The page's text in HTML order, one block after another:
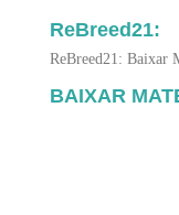
ReBreed21:
ReBreed21: Baixar
BAIXAR